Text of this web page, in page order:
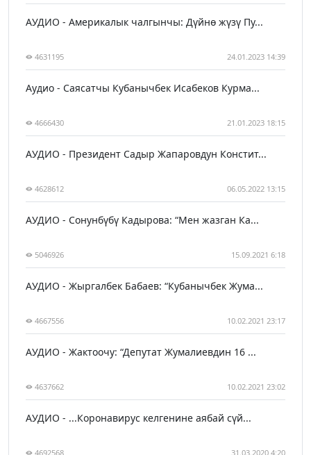
АУДИО - Америкалык чалгынчы: Дүйнө жүзү Пу...
4631195 24.01.2023 14:39
Аудио - Саясатчы Кубанычбек Исабеков Курма...
4666430 21.01.2023 18:15
АУДИО - Президент Садыр Жапаровдун Констит...
4628612 06.05.2022 13:15
АУДИО - Сонунбүбү Кадырова: “Мен жазган Ка...
5046926 15.09.2021 6:18
АУДИО - Жыргалбек Бабаев: “Кубанычбек Жума...
4667556 10.02.2021 23:17
АУДИО - Жактоочу: “Депутат Жумалиевдин 16 ...
4637662 10.02.2021 23:02
АУДИО - ...Коронавирус келгенине аябай сүй...
4692568 31.03.2020 4:20